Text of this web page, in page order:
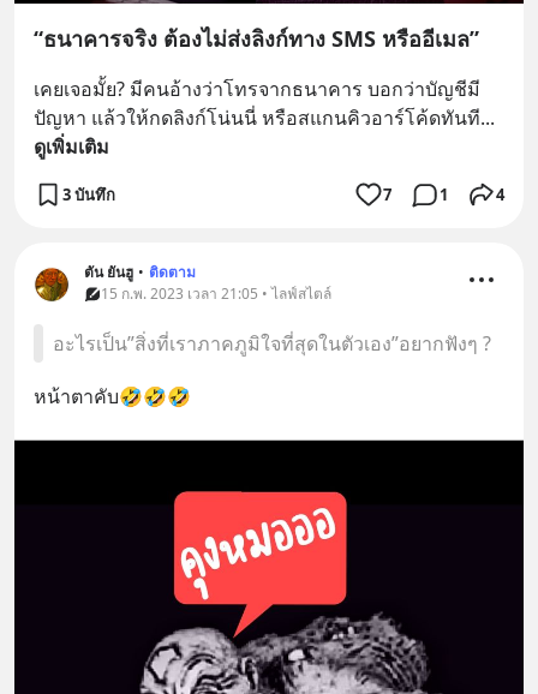
“ธนาคารจริง ต้องไม่ส่งลิงก์ทาง SMS หรืออีเมล”
เคยเจอมั้ย? มีคนอ้างว่าโทรจากธนาคาร บอกว่าบัญชีมี
ปัญหา แล้วให้กดลิงก์โน่นนี่ หรือสแกนคิวอาร์โค้ดทันที...
ดูเพิ่มเติม
3 บันทึก 7 1 4
ตัน ยันฮู • ติดตาม
15 ก.พ. 2023 เวลา 21:05 • ไลฟ์สไตล์
อะไรเป็น”สิ่งที่เราภาคภูมิใจที่สุดในตัวเอง”อยากฟังๆ ?
หน้าตาคับ🤣🤣🤣